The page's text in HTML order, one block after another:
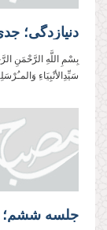
دنیازدگی؛
بِسْمِ اللَّهِ الرَّحْمَنِ
سَیِّدِالأنْبِیَاءِ